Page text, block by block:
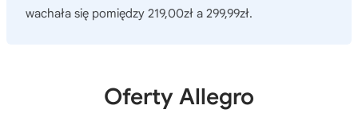
wachała się pomiędzy 219,00zł a 299,99zł.
Oferty Allegro